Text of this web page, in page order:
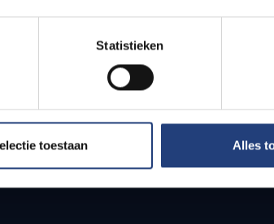
Statistieken
toestaan Alles
As an Urban Engaged
contribution to a better
projects. Join us in this
invest in society.